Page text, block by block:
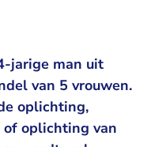
jarige man uit
van 5 vrouwen.
oplichting,
oplichting van